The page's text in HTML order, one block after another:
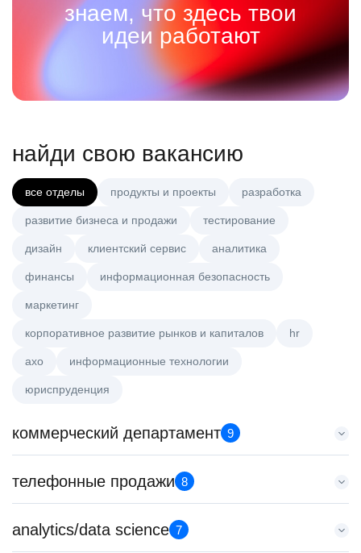
знаем, что здесь твои
идеи работают
найди свою вакансию
все отделы продукты и проекты разработка
развитие бизнеса и продажи тестирование
дизайн клиентский сервис аналитика
финансы информационная безопасность
маркетинг
корпоративное развитие рынков и капиталов hr
axo информационные технологии
юриспруденция
коммерческий департамент 9
Тренер по развитию компетенций продаж
HeadHunter::Коммерческий департамент
з/п не указана
телефонные продажи 8
Менеджер по продажам в сегменте среднего и крупного
бизнеса
analytics/data science 7